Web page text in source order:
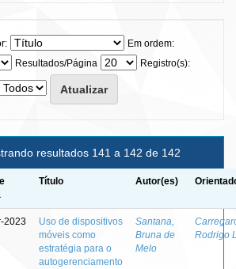
Em ordem:
Resultados/Página
Registro(s):
resultados 141 a 142 de 142
Título Autor(es)
2023
Uso de dispositivos
móveis como
estratégia para o
autogerenciamento
Santana,
Bruna de
Melo
Rodrigo